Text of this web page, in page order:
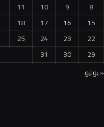
8
9
10
11
15
16
17
18
22
23
24
25
29
30
31
« يوليو